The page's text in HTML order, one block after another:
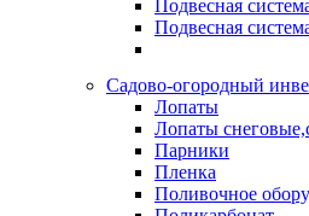
Подвесная
Подвесная
Садово-огородный
Лопаты
Лопаты
Парники
Пленка
Поливочное